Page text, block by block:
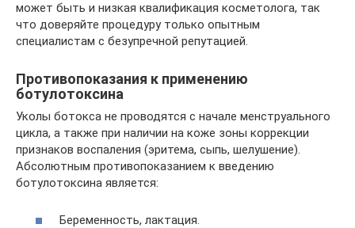
может быть и низкая квалификация косметолога, так
что доверяйте процедуру только опытным
специалистам с безупречной репутацией.
Противопоказания к применению
ботулотоксина
Уколы ботокса не проводятся с начале менструального
цикла, а также при наличии на коже зоны коррекции
признаков воспаления (эритема, сыпь, шелушение).
Абсолютным противопоказанием к введению
ботулотоксина является:
Беременность, лактация.